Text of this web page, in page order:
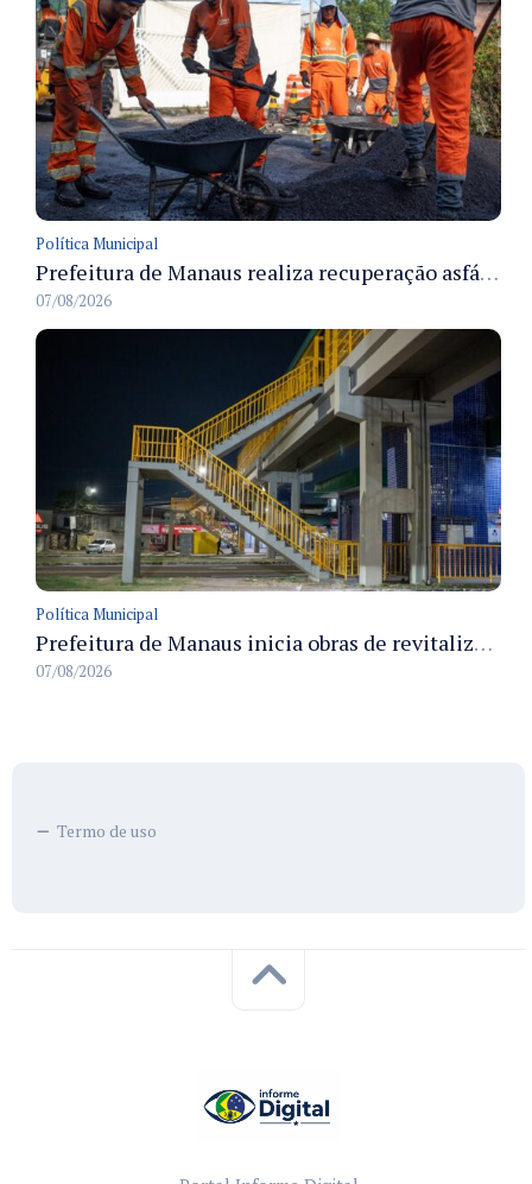
Política Municipal
Prefeitura de Manaus realiza recuperação asfáltica na rua Canário do Campo e amplia mobilidade na zona Norte
07/08/2026
Política Municipal
Prefeitura de Manaus inicia obras de revitalização na passarela Max Teixeira para ampliar segurança e mobilidade urbana
07/08/2026
Termo de uso